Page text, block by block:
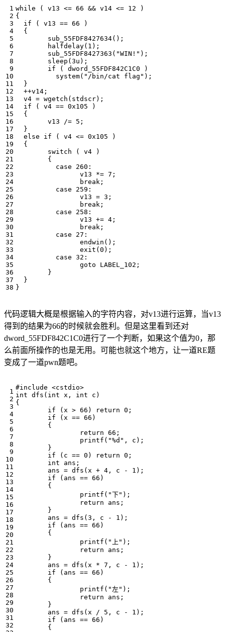
while ( v13 <= 66 && v14 <= 12
)
{
if
( v13 == 66
)
{
sub_55FDF8427634();
halfdelay( 1 );
sub_55FDF8427363 ( "WIN!" );
sleep ( 3u );
if
( dword_55FDF842C1C0
)
system( "/bin/cat flag" );
}
++v14 ;
v4 = wgetch ( stdscr);
if
( v4 == 0x105
)
{
v13
/= 5 ;
}
else
if ( v4 <= 0x105
)
{
switch
( v4
)
{
case
260 :
v13
*= 7 ;
break ;
case
259 :
v13 = 3 ;
break ;
case
258 :
v13 += 4 ;
break ;
case
27 :
endwin ();
exit ( 0 );
case 32 :
goto
LABEL_102 ;
}
}
}
代码逻辑大概是根据输入的字符内容，对v13进行运算，当v13
得到的结果为66的时候就会胜利。但是这里看到还对
dword_55FDF842C1C0进行了一个判断，如果这个值为0，那
么前面所操作的也是无用。可能也就这个地方，让一道RE题
变成了一道pwn题吧。
#include <cstdio>
int dfs ( int x , int c )
{
if
( x > 66 ) return 0 ;
if
( x == 66 )
{
return 66 ;
printf ( "%d" , c );
}
if
( c == 0 ) return 0 ;
int
ans ;
ans = dfs ( x + 4 , c - 1 );
if
( ans == 66 )
{
printf ( "下" );
return
ans ;
}
ans = dfs ( 3 , c - 1 );
if
( ans == 66 )
{
printf ( "上" );
return
ans ;
}
ans = dfs ( x * 7 , c - 1 );
if
( ans == 66 )
{
printf ( "左" );
return
ans ;
}
ans = dfs ( x / 5 , c - 1 );
if
( ans == 66 )
{